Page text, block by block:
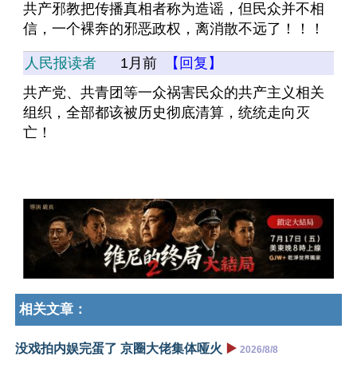
共产邪教把传播真相者称为造谣，但民众并不相
信，一个裸奔的邪恶政权，离消散不远了！！！
人民报读者 1月前
【回复】
共产党、共青团等一众祸害民众的共产主义相关
组织，全部都该被历史彻底清算，统统走向灭
亡！
相关文章：
没戏拍内娱完蛋了 京圈大佬集体哑火 ▶️ 2026/8/8